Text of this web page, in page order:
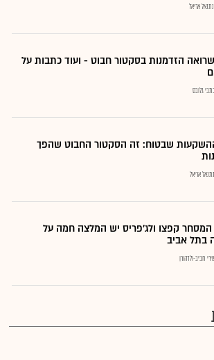
נתנאל אריאל
הזדמנות בסקטור חבוט - ועוד כתבות על
כתבי גלובס
שבטוח: זה הסקטור החבוט שהפך
נתנאל אריאל
המסחר קפצו ולג'פריס יש המלצה חמה על
בתל אביב
חביב-ולדהורן